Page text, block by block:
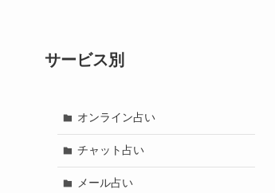
サービス別
オンライン占い
チャット占い
メール占い